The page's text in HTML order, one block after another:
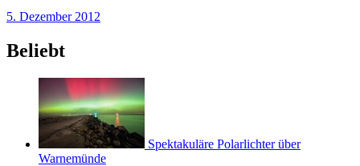
5. Dezember 2012
Beliebt
Spektakuläre Polarlichter über
Warnemünde